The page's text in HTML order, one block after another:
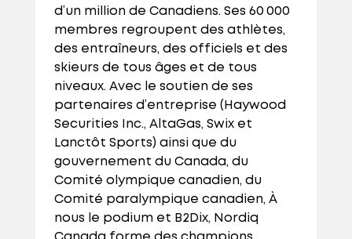
d’un million de Canadiens. Ses 60 000
membres regroupent des athlètes,
des entraîneurs, des officiels et des
skieurs de tous âges et de tous
niveaux. Avec le soutien de ses
partenaires d’entreprise (Haywood
Securities Inc., AltaGas, Swix et
Lanctôt Sports) ainsi que du
gouvernement du Canada, du
Comité olympique canadien, du
Comité paralympique canadien, À
nous le podium et B2Dix, Nordiq